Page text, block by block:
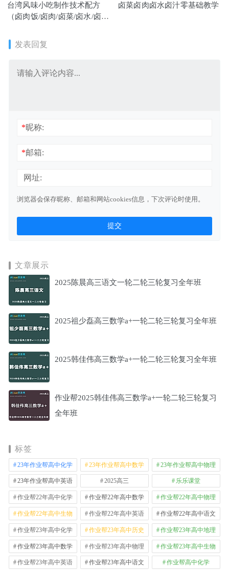
台湾风味小吃制作技术配方
（卤肉饭/卤肉/卤菜/卤水/卤
卤菜卤肉卤水卤汁零基础教学
发表回复
*昵称:
*邮箱:
网址:
浏览器会保存昵称、邮箱和网站cookies信息，下次评论时使用。
文章展示
2025陈晨高三语文一轮二轮三轮复习全年班
2025祖少磊高三数学a+一轮二轮三轮复习全年班
2025韩佳伟高三数学a+一轮二轮三轮复习全年班
作业帮2025韩佳伟高三数学a+一轮二轮三轮复习
全年班
标签
23年作业帮高中化学 23年作业帮高中数学 23年作业帮高中物理
23年作业帮高中英语 2025高三 乐乐课堂
作业帮22年高中化学 作业帮22年高中数学 作业帮22年高中物理
作业帮22年高中生物 作业帮22年高中英语 作业帮22年高中语文
作业帮23年高中化学 作业帮23年高中历史 作业帮23年高中地理
作业帮23年高中数学 作业帮23年高中物理 作业帮23年高中生物
作业帮23年高中英语 作业帮23年高中语文 作业帮高中化学